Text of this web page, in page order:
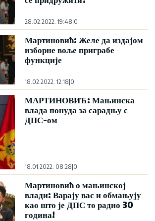
28.02.2022. 19:48 0
Мартиновић: Желе да издајом
изборне воље приграбе
функције
18.02.2022. 12:18 0
МАРТИНОВИЋ: Мањинска
влада понуда за сарадњу с
ДПС-ом
18.01.2022. 08:28 0
Мартиновић о мањинској
влади: Варају вас и обмањују
као што је ДПС то радио 30
година!